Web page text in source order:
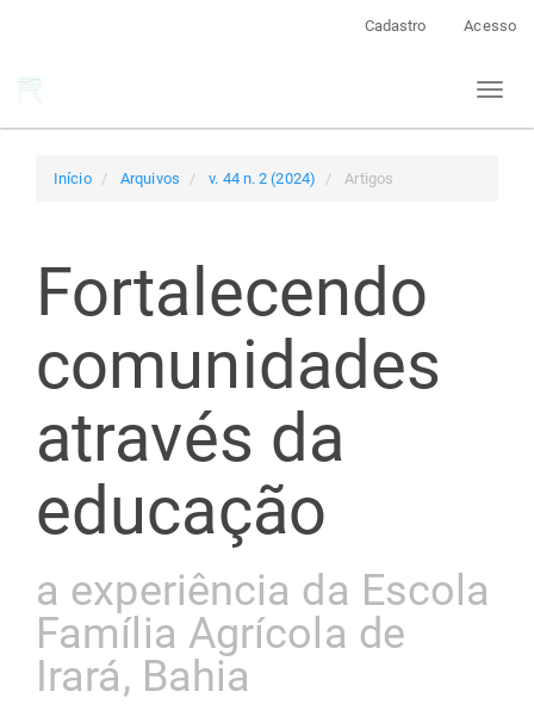
Cadastro Acesso
Toggle
Início Arquivos v. 44 n. 2 (2024) Artigos
Fortalecendo
comunidades
através da
educação
a experiência da Escola
Família Agrícola de
Irará, Bahia